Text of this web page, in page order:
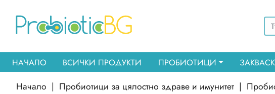
НАЧАЛО ВСИЧКИ ПРОДУКТИ ПРОБИОТИЦИ
Начало | Пробиотици за цялостно здраве и имунитет |